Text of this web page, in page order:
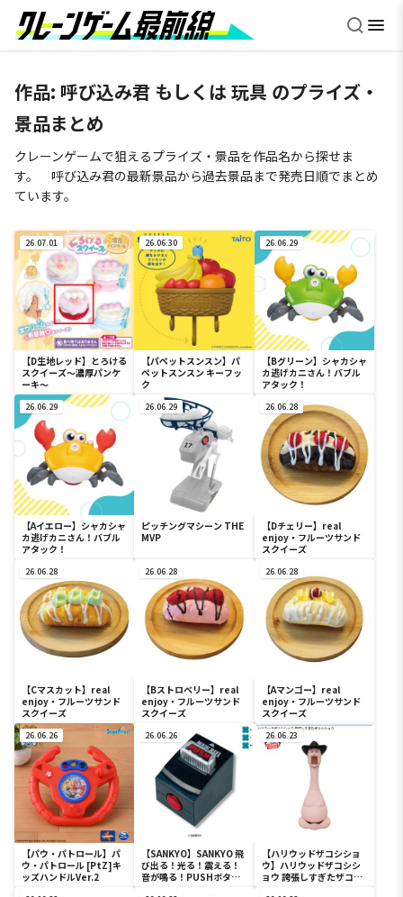
作品: 呼び込み君 もしくは 玩具 のプライズ・
景品まとめ
クレーンゲームで狙えるプライズ・景品を作品名から探せま
す。 呼び込み君の最新景品から過去景品まで発売日順でまとめ
ています。
26.07.01
【D生地レッド】とろける
スクイーズ～濃厚パンケ
ーキ～
26.06.30
【パペットスンスン】パ
ペットスンスン キーフッ
ク
26.06.29
【Bグリーン】シャカシャ
カ逃げカニさん！バブル
アタック！
26.06.29
【Aイエロー】シャカシャ
カ逃げカニさん！バブル
アタック！
26.06.29
ピッチングマシーン THE
MVP
26.06.28
【Dチェリー】real
enjoy・フルーツサンド
スクイーズ
26.06.28
【Cマスカット】real
enjoy・フルーツサンド
スクイーズ
26.06.28
【Bストロベリー】real
enjoy・フルーツサンド
スクイーズ
26.06.28
【Aマンゴー】real
enjoy・フルーツサンド
スクイーズ
26.06.26
【パウ・パトロール】パ
ウ・パトロール [PtZ]キ
ッズハンドルVer.2
26.06.26
【SANKYO】SANKYO 飛
び出る！光る！震える！
音が鳴る！PUSHボタン
26.06.23
【ハリウッドザコシショ
ウ】ハリウッドザコシシ
ョウ 誇張しすぎたザコシ